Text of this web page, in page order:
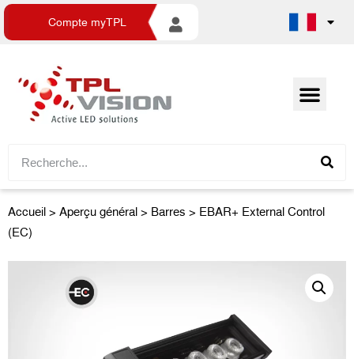
Compte myTPL
Accueil > Aperçu général > Barres > EBAR+ External Control
(EC)